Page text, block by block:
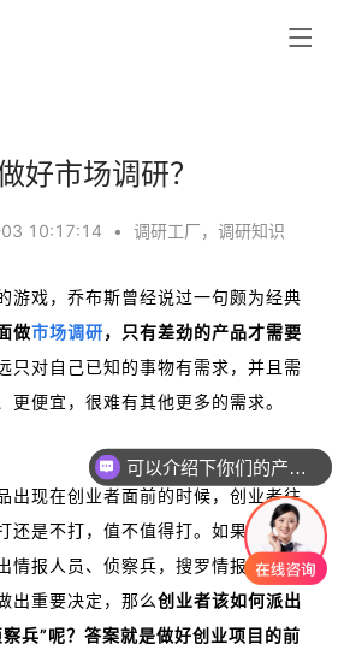
好市场调研？
10:17:14 • 调研工厂，调研知识
游戏，乔布斯曾经说过一句颇为经典
做市场调研，只有差劲的产品才需要
只对自己已知的事物有需求，并且需
更便宜，很难有其他更多的需求。
出现在创业者面前的时候，创业者往
还是不打，值不值得打。如果是场战
情报人员、侦察兵，搜罗情报，并依
出重要决定，那么创业者该如何派出
兵”呢？答案就是做好创业项目的前